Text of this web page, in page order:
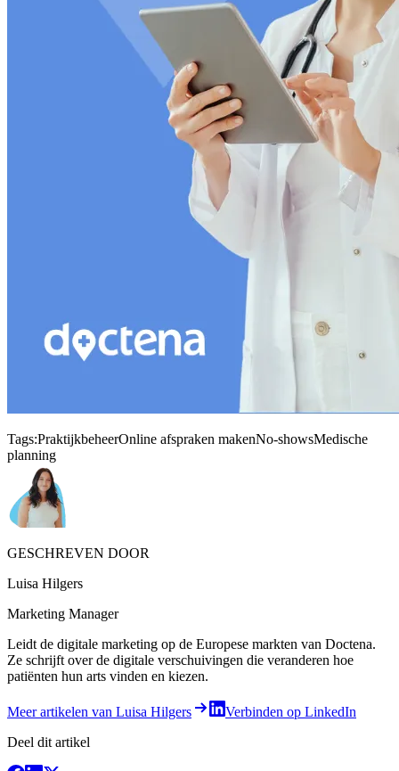
Tags:PraktijkbeheerOnline afspraken makenNo-showsMedische
planning
GESCHREVEN DOOR
Luisa Hilgers
Marketing Manager
Leidt de digitale marketing op de Europese markten van Doctena.
Ze schrijft over de digitale verschuivingen die veranderen hoe
patiënten hun arts vinden en kiezen.
Meer artikelen van Luisa Hilgers
Verbinden op LinkedIn
Deel dit artikel